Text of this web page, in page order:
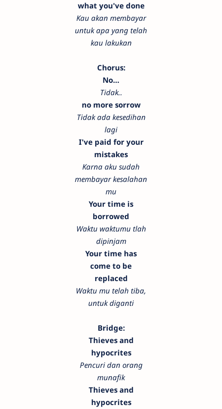
what you've done
Kau akan membayar
untuk apa yang telah
kau lakukan
Chorus:
No…
Tidak..
no more sorrow
Tidak ada kesedihan
lagi
I've paid for your
mistakes
Karna aku sudah
membayar kesalahan
mu
Your time is
borrowed
Waktu waktumu tlah
dipinjam
Your time has
come to be
replaced
Waktu mu telah tiba,
untuk diganti
Bridge:
Thieves and
hypocrites
Pencuri dan orang
munafik
Thieves and
hypocrites